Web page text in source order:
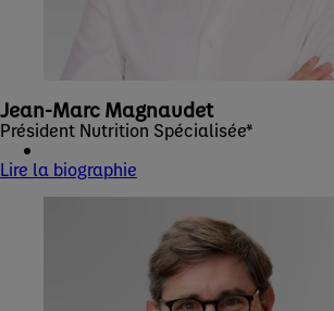
Jean-Marc Magnaudet
Président Nutrition Spécialisée*
Lire la biographie